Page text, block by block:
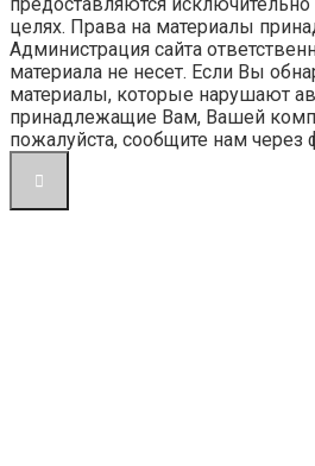
целях. Права на материалы
Администрация сайта
материала не несет. Если Вы
материалы, которые нарушают
принадлежащие Вам, Вашей
пожалуйста, сообщите нам через